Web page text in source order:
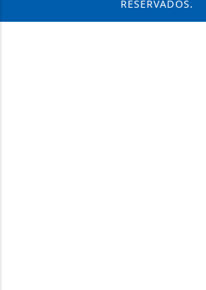
RESERVADOS.